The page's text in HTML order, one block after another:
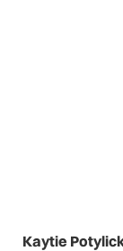
Kaytie